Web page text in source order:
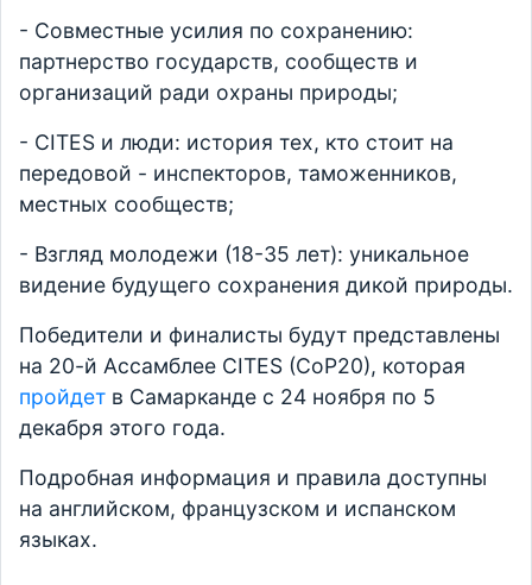
- Совместные усилия по сохранению:
партнерство государств, сообществ и
организаций ради охраны природы;
- CITES и люди: история тех, кто стоит на
передовой - инспекторов, таможенников,
местных сообществ;
- Взгляд молодежи (18-35 лет): уникальное
видение будущего сохранения дикой природы.
Победители и финалисты будут представлены
на 20-й Ассамблее CITES (CoP20), которая
пройдет в Самарканде с 24 ноября по 5
декабря этого года.
Подробная информация и правила доступны
на английском, французском и испанском
языках.